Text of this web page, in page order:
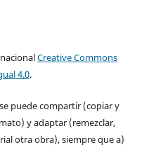
Creative Commons
4.0.
puede compartir (copiar y
y adaptar (remezclar,
otra obra), siempre que a)